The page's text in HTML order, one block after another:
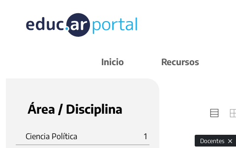
Inicio Recursos
Área / Disciplina
Ciencia Política
1
Docentes